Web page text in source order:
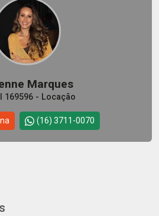
Marques
169596 - Locação
(16) 3711-0070